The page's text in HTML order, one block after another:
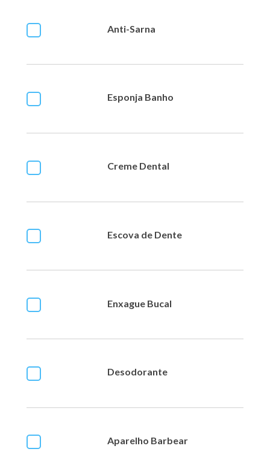
Anti-Sarna
Esponja Banho
Creme Dental
Escova de Dente
Enxague Bucal
Desodorante
Aparelho Barbear